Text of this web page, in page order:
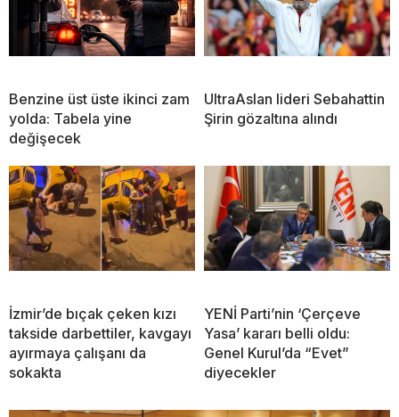
Benzine üst üste ikinci zam
yolda: Tabela yine
değişecek
UltraAslan lideri Sebahattin
Şirin gözaltına alındı
İzmir’de bıçak çeken kızı
takside darbettiler, kavgayı
ayırmaya çalışanı da
sokakta
YENİ Parti’nin ‘Çerçeve
Yasa’ kararı belli oldu:
Genel Kurul’da “Evet”
diyecekler